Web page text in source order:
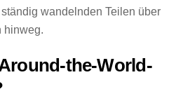
wandelnden Teilen über
hinweg.
the-World-